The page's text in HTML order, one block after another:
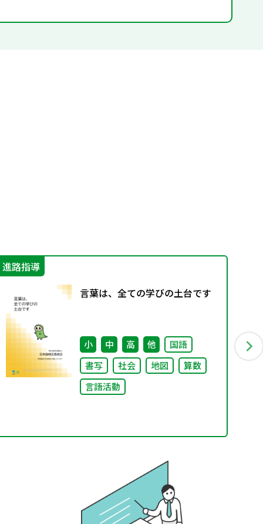
進路指導
言葉は、全ての学びの土台です
小 中 高 他
国語
書写
社会 地図
算数
言語活動